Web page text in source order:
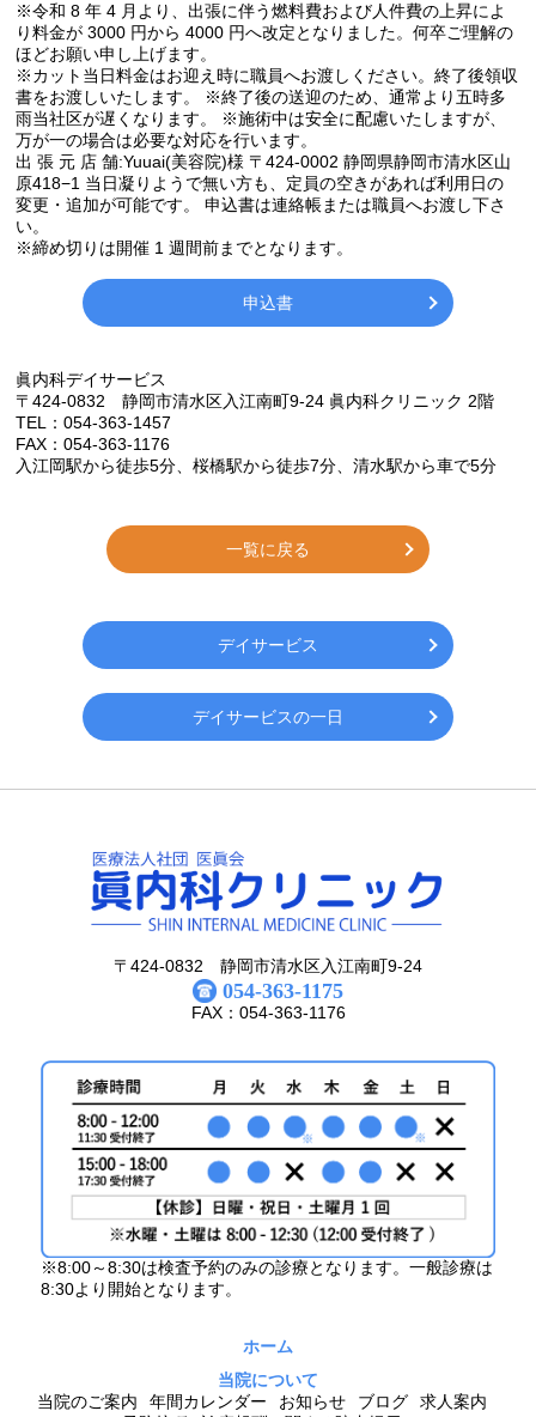
※令和 8 年 4 月より、出張に伴う燃料費および人件費の上昇によ
り料金が 3000 円から 4000 円へ改定となりました。何卒ご理解の
ほどお願い申し上げます。
※カット当日料金はお迎え時に職員へお渡しください。終了後領収
書をお渡しいたします。 ※終了後の送迎のため、通常より五時多
雨当社区が遅くなります。 ※施術中は安全に配慮いたしますが、
万が一の場合は必要な対応を行います。
出 張 元 店 舗:Yuuai(美容院)様 〒424-0002 静岡県静岡市清水区山
原418−1 当日凝りようで無い方も、定員の空きがあれば利用日の
変更・追加が可能です。 申込書は連絡帳または職員へお渡し下さ
い。
※締め切りは開催 1 週間前までとなります。
申込書
眞内科デイサービス
〒424-0832 静岡市清水区入江南町9-24 眞内科クリニック 2階
TEL：054-363-1457
FAX：054-363-1176
入江岡駅から徒歩5分、桜橋駅から徒歩7分、清水駅から車で5分
一覧に戻る
デイサービス
デイサービスの一日
〒424-0832 静岡市清水区入江南町9-24
054-363-1175
FAX：054-363-1176
※8:00～8:30は検査予約のみの診療となります。一般診療は
8:30より開始となります。
ホーム
当院について
当院のご案内
年間カレンダー お知らせ ブログ
求人案内